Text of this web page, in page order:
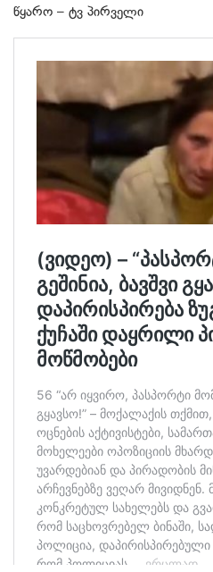
წყარო – ტვ პირველი